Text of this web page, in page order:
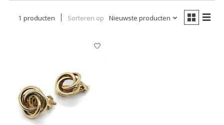
1 producten Sorteren op Nieuwste producten